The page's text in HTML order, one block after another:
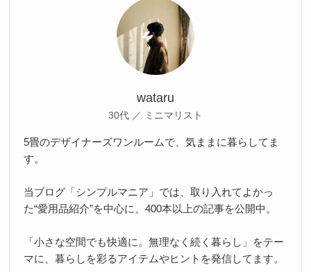
wataru
30代 ／ ミニマリスト
5畳のデザイナーズワンルームで、気ままに暮らしてま
す。
当ブログ「シンプルマニア」では、取り入れてよかっ
た“愛用品紹介”を中心に、400本以上の記事を公開中。
「小さな空間でも快適に。無理なく続く暮らし」をテー
マに、暮らしを彩るアイテムやヒントを発信してます。